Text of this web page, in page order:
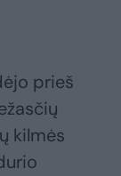
prieš
kilmės